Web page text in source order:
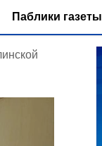
Паблики газеты